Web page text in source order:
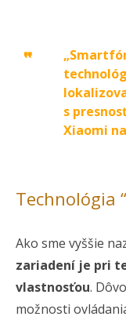
s
Xiaomi
Technológia
Ako sme vyššie
zariadení je pri
vlastnosťou.
možnosti